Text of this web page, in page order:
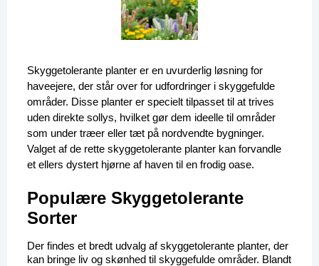
Skyggetolerante planter er en uvurderlig løsning for
haveejere, der står over for udfordringer i skyggefulde
områder. Disse planter er specielt tilpasset til at trives
uden direkte sollys, hvilket gør dem ideelle til områder
som under træer eller tæt på nordvendte bygninger.
Valget af de rette skyggetolerante planter kan forvandle
et ellers dystert hjørne af haven til en frodig oase.
Populære Skyggetolerante
Sorter
Der findes et bredt udvalg af skyggetolerante planter, der
kan bringe liv og skønhed til skyggefulde områder. Blandt